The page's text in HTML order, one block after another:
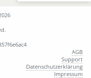
AGB
Support
Datenschutzerklärung
Impressum